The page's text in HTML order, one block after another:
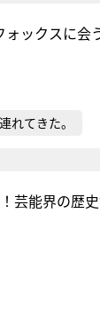
ックスに会
れてきた。
芸能界の歴